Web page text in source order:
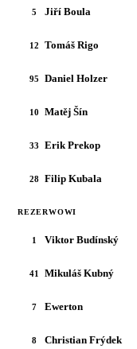
5 Jiří Boula
12 Tomáš Rigo
95 Daniel Holzer
10 Matěj Šín
33 Erik Prekop
28 Filip Kubala
REZERWOWI
1 Viktor Budínský
41 Mikuláš Kubný
7 Ewerton
8 Christian Frýdek